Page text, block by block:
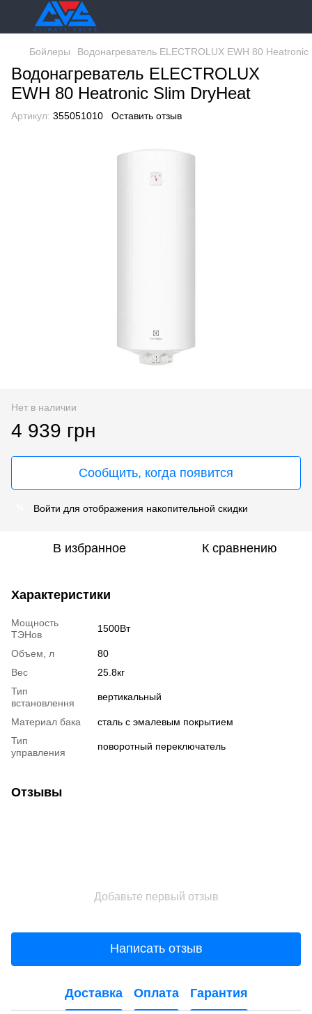
Бойлеры Водонагреватель ELECTROLUX EWH 80
Водонагреватель ELECTROLUX
EWH 80 Heatronic Slim DryHeat
Артикул: 355051010 Оставить отзыв
Нет в наличии
4 939 грн
Сообщить, когда появится
Войти для отображения накопительной скидки
В избранное К сравнению
Характеристики
Мощность
ТЭНов
1500Вт
Объем, л
80
Вес
25.8кг
Тип
встановлення
вертикальный
Материал бака
сталь с эмалевым покрытием
Тип
управления
поворотный переключатель
Отзывы
Добавьте первый отзыв
Написать отзыв
Доставка Оплата Гарантия